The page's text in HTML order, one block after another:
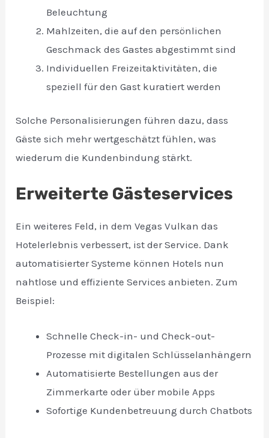
Beleuchtung
Mahlzeiten, die auf den persönlichen
Geschmack des Gastes abgestimmt sind
Individuellen Freizeitaktivitäten, die
speziell für den Gast kuratiert werden
Solche Personalisierungen führen dazu, dass
Gäste sich mehr wertgeschätzt fühlen, was
wiederum die Kundenbindung stärkt.
Erweiterte Gästeservices
Ein weiteres Feld, in dem Vegas Vulkan das
Hotelerlebnis verbessert, ist der Service. Dank
automatisierter Systeme können Hotels nun
nahtlose und effiziente Services anbieten. Zum
Beispiel:
Schnelle Check-in- und Check-out-
Prozesse mit digitalen Schlüsselanhängern
Automatisierte Bestellungen aus der
Zimmerkarte oder über mobile Apps
Sofortige Kundenbetreuung durch Chatbots